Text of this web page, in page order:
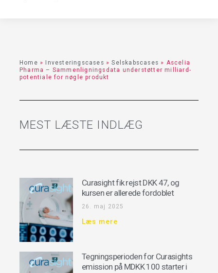
Home » Investeringscases »Selskabscases » Ascelia
Pharma – Sammenligningsdata understøtter milliard-
potentiale for nøgle produkt
MEST LÆSTE INDLÆG
Curasight fik rejst DKK 47, og
kursen er allerede fordoblet
26. maj 2025
Læs mere
Tegningsperioden for Curasights
emission på MDKK 100 starter i